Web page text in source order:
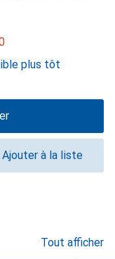
plus tôt
Ajouter à la liste
Tout afficher